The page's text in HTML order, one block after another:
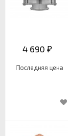
4 690 ₽
Последняя цена